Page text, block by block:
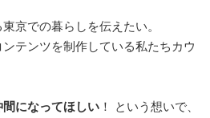
京での暮らしを伝えたい。
テンツを制作している私たちカウ
間になってほしい ！ という想いで、